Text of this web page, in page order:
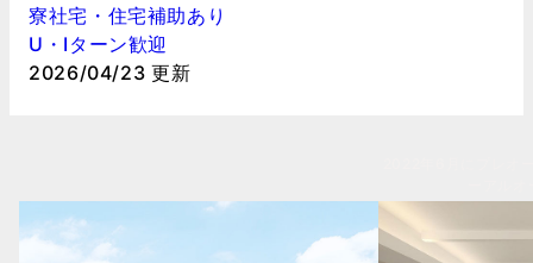
寮社宅・住宅補助あり
U・Iターン歓迎
2026/04/23 更新